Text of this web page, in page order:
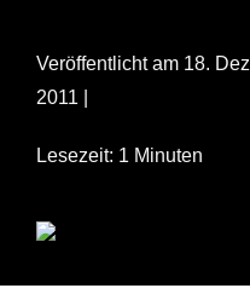
Veröffentlicht am 18.
2011 |
Lesezeit: 1 Minuten